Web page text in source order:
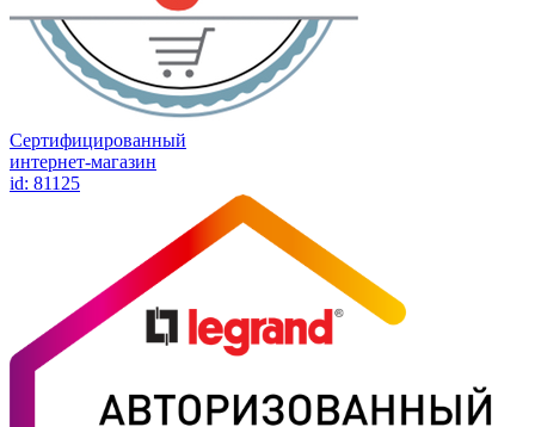
Сертифицированный
интернет-магазин
id: 81125